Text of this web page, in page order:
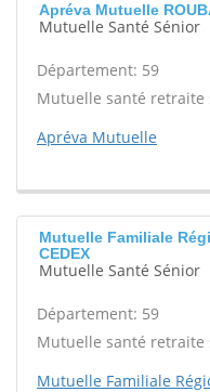
Apréva Mutuelle
Mutuelle Santé Sénior
Département: 59
Mutuelle santé retraite
Apréva Mutuelle
Mutuelle Familiale
CEDEX
Mutuelle Santé Sénior
Département: 59
Mutuelle santé retraite
Mutuelle Familiale